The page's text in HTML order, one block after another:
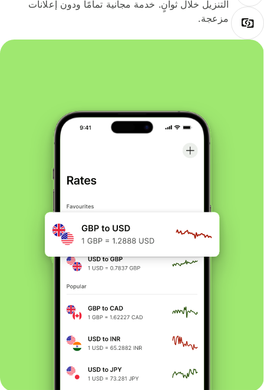
التنزيل خلال ثوانٍ. خدمة مجانية تمامًا ودون إعلانات
مزعجة.